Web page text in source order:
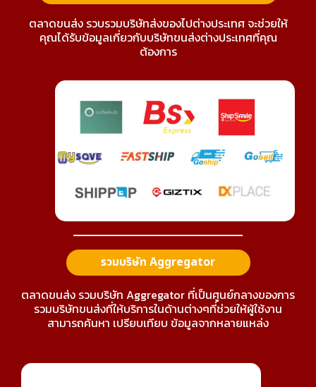
ตลาดขนส่ง รวบรวมบริษัทส่งของไปต่างประเทศ จะช่วยให้
คุณได้รับข้อมูลเกี่ยวกับบริษัทขนส่งต่างประเทศที่คุณ
ต้องการ
รวมบริษัท Aggregator
ตลาดขนส่ง รวมบริษัท Aggregator ที่เป็นศูนย์กลางของการ
รวมบริษัทขนส่งที่ให้บริการในด้านต่างๆที่ช่วยให้ผู้ใช้งาน
สามารถค้นหา เปรียบเทียบ ข้อมูลจากหลายแหล่ง